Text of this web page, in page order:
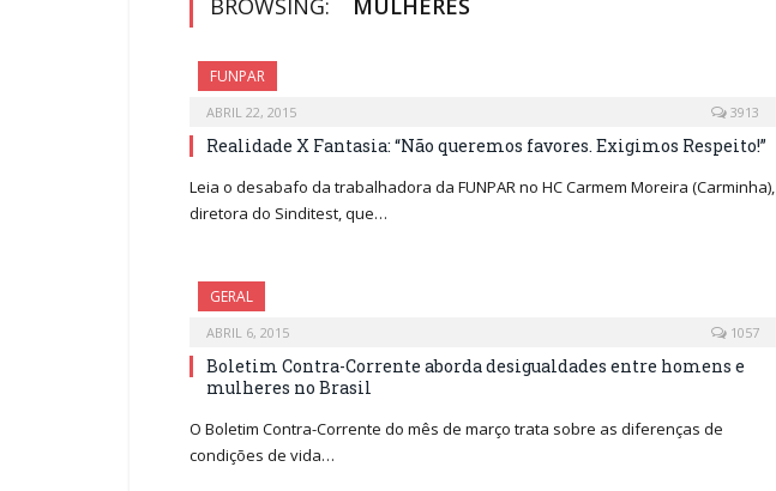
BROWSING: MULHERES
FUNPAR
ABRIL 22, 2015 3913
Realidade X Fantasia: “Não queremos favores. Exigimos Respeito!”
Leia o desabafo da trabalhadora da FUNPAR no HC Carmem Moreira (Carminha),
diretora do Sinditest, que…
GERAL
ABRIL 6, 2015 1057
Boletim Contra-Corrente aborda desigualdades entre homens e
mulheres no Brasil
O Boletim Contra-Corrente do mês de março trata sobre as diferenças de
condições de vida…